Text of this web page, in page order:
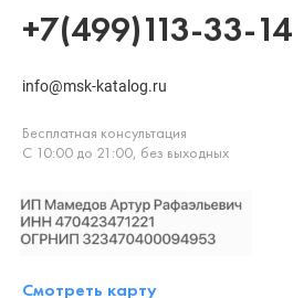
+7(499)113-33-14
info@msk-katalog.ru
Бесплатная консультация
С 10:00 до 21:00, без выходных
Смотреть карту